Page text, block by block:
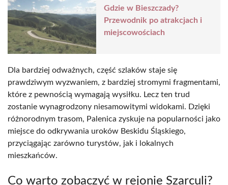
Gdzie w Bieszczady?
Przewodnik po atrakcjach i
miejscowościach
Dla bardziej odważnych, część szlaków staje się
prawdziwym wyzwaniem, z bardziej stromymi fragmentami,
które z pewnością wymagają wysiłku. Lecz ten trud
zostanie wynagrodzony niesamowitymi widokami. Dzięki
różnorodnym trasom, Palenica zyskuje na popularności jako
miejsce do odkrywania uroków Beskidu Śląskiego,
przyciągając zarówno turystów, jak i lokalnych
mieszkańców.
Co warto zobaczyć w rejonie Szarculi?